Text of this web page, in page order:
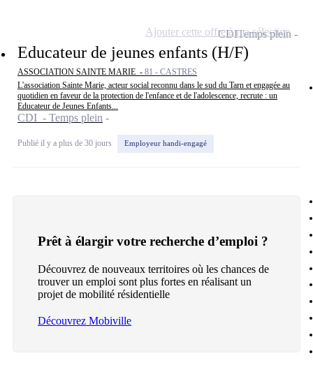
Educateur de jeunes enfants (H/F)
ASSOCIATION SAINTE MARIE - 81 - CASTRES
L'association Sainte Marie, acteur social reconnu dans le sud du Tarn et engagée au
quotidien en faveur de la protection de l'enfance et de l'adolescence, recrute : un
Educateur de Jeunes Enfants...
CDI - Temps plein
Publié il y a plus de 30 jours Employeur handi-engagé
CDITemps plein
Ajouter cette offre à ma sélection
Prêt à élargir votre recherche d’emploi ?
Découvrez de nouveaux territoires où les chances de
trouver un emploi sont plus fortes en réalisant un
projet de mobilité résidentielle
Découvrez Mobiville